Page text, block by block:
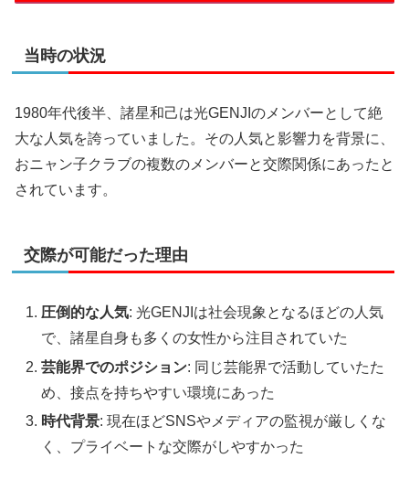
当時の状況
1980年代後半、諸星和己は光GENJIのメンバーとして絶
大な人気を誇っていました。その人気と影響力を背景に、
おニャン子クラブの複数のメンバーと交際関係にあったと
されています。
交際が可能だった理由
圧倒的な人気: 光GENJIは社会現象となるほどの人気
で、諸星自身も多くの女性から注目されていた
芸能界でのポジション: 同じ芸能界で活動していたた
め、接点を持ちやすい環境にあった
時代背景: 現在ほどSNSやメディアの監視が厳しくな
く、プライベートな交際がしやすかった